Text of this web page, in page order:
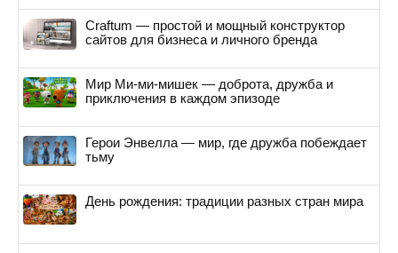
Craftum — простой и мощный конструктор
сайтов для бизнеса и личного бренда
Мир Ми-ми-мишек — доброта, дружба и
приключения в каждом эпизоде
Герои Энвелла — мир, где дружба побеждает
тьму
День рождения: традиции разных стран мира